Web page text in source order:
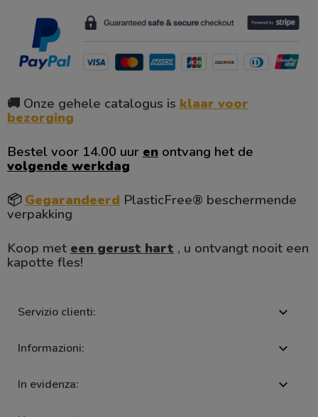
🚚 Onze gehele catalogus is klaar voor
bezorging
Bestel voor 14.00 uur en ontvang het de
volgende werkdag
📦 Gegarandeerd PlasticFree® beschermende
verpakking
Koop met een gerust hart , u ontvangt nooit een
kapotte fles!
Servizio clienti: 
Informazioni: 
In evidenza: 